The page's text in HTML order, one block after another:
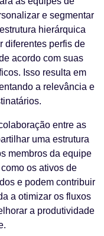
e segmentar
hierárquica
diferentes perfis de
acordo com suas
Isso resulta em
a relevância e
entre as
uma estrutura
membros da equipe
os ativos de
e podem contribuir
a otimizar os fluxos
a produtividade